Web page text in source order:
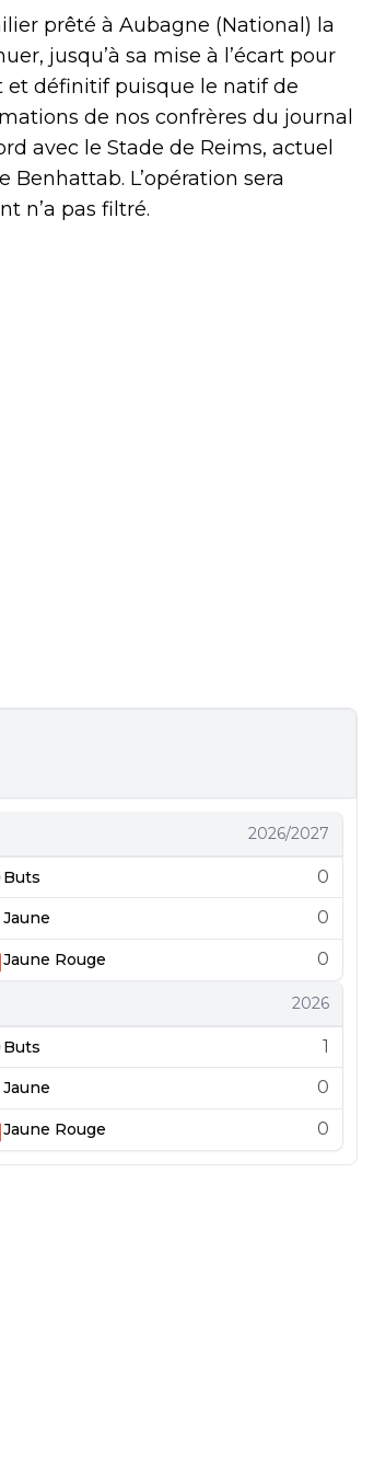
prêté à Aubagne (National) la
jusqu’à sa mise à l’écart pour
et définitif puisque le natif de
de nos confrères du journal
avec le Stade de Reims, actuel
L’opération sera
n’a pas filtré.
2026/2027
Buts 0
Jaune 0
Jaune Rouge 0
2026
Buts 1
Jaune 0
Jaune Rouge 0